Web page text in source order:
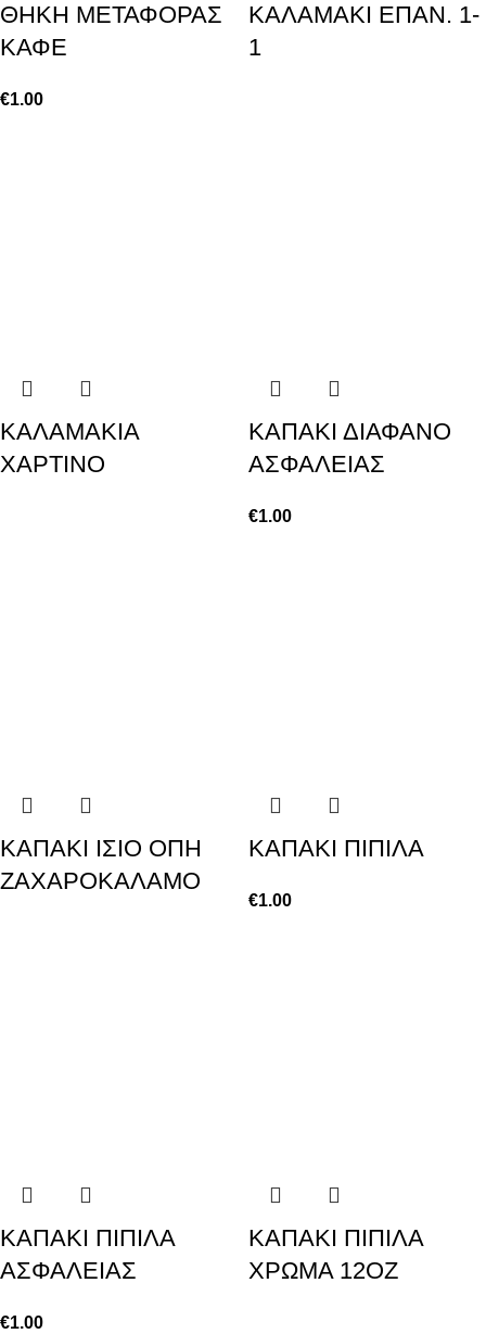
ΘΗΚΗ ΜΕΤΑΦΟΡΑΣ
ΚΑΦΕ
€1.00
ΚΑΛΑΜΑΚΙ ΕΠΑΝ. 1-
1
ΚΑΛΑΜΑΚΙΑ
ΧΑΡΤΙΝΟ
ΚΑΠΑΚΙ ΔΙΑΦΑΝΟ
ΑΣΦΑΛΕΙΑΣ
€1.00
ΚΑΠΑΚΙ ΙΣΙΟ ΟΠΗ
ΖΑΧΑΡΟΚΑΛΑΜΟ
ΚΑΠΑΚΙ ΠΙΠΙΛΑ
€1.00
ΚΑΠΑΚΙ ΠΙΠΙΛΑ
ΑΣΦΑΛΕΙΑΣ
€1.00
ΚΑΠΑΚΙ ΠΙΠΙΛΑ
ΧΡΩΜΑ 12ΟΖ